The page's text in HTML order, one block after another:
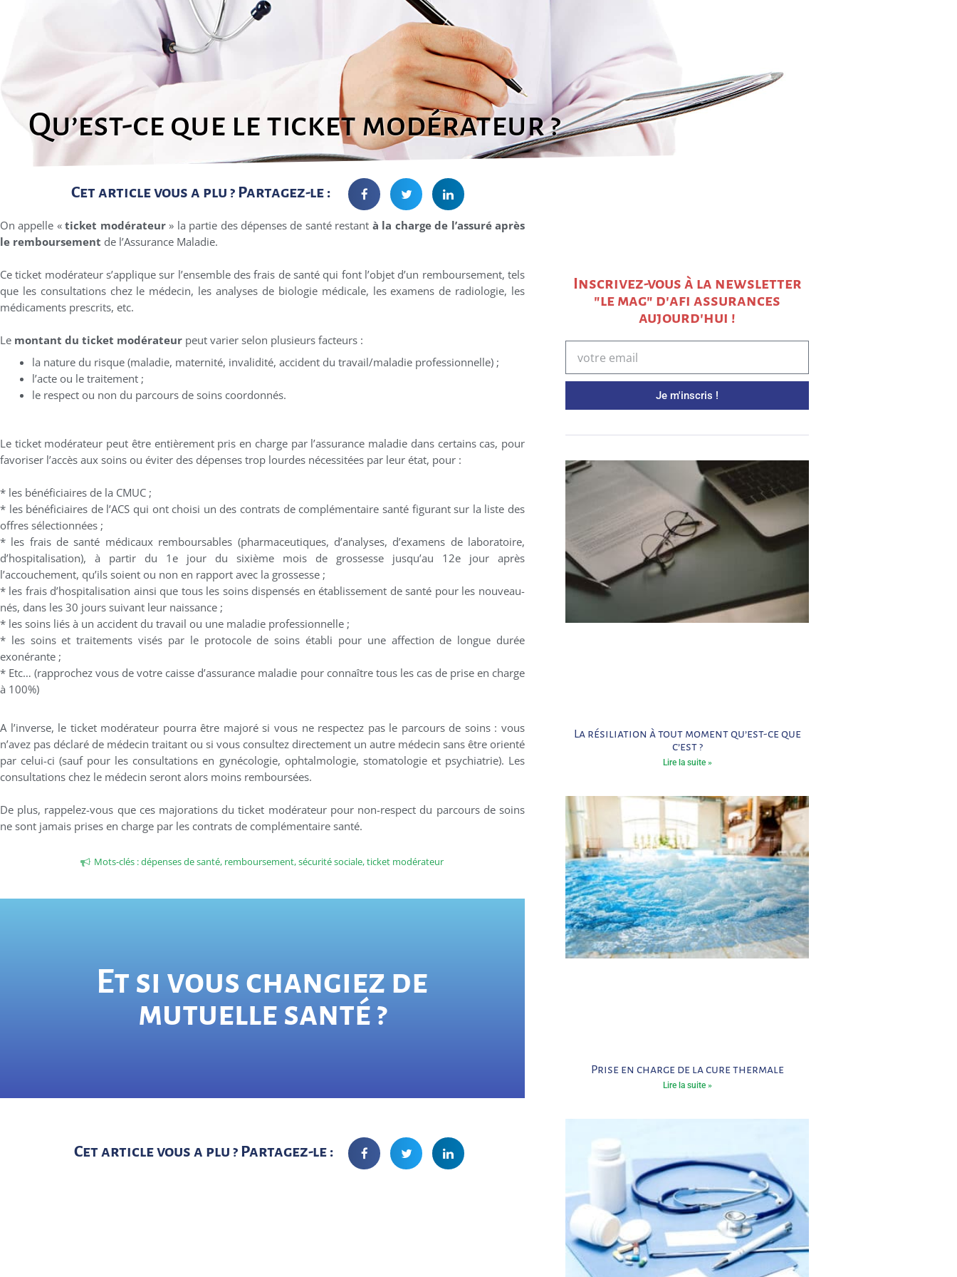
Qu’est-ce que le ticket modérateur ?
Cet article vous a plu ? Partagez-le : ​
On appelle «ticket modérateur» la partie des dépenses de santé restant à la charge de l’assuré après
le remboursement de l’Assurance Maladie.
Ce ticket modérateur s’applique sur l’ensemble des frais de santé qui font l’objet d’un remboursement, tels
que les consultations chez le médecin, les analyses de biologie médicale, les examens de radiologie, les
médicaments prescrits, etc.
Le montant du ticket modérateur peut varier selon plusieurs facteurs :
la nature du risque (maladie, maternité, invalidité, accident du travail/maladie professionnelle) ;
l’acte ou le traitement ;
le respect ou non du parcours de soins coordonnés.
Le ticket modérateur peut être entièrement pris en charge par l’assurance maladie dans certains cas, pour
favoriser l’accès aux soins ou éviter des dépenses trop lourdes nécessitées par leur état, pour :
* les bénéficiaires de la CMUC ;
* les bénéficiaires de l’ACS qui ont choisi un des contrats de complémentaire santé figurant sur la liste des
offres sélectionnées ;
* les frais de santé médicaux remboursables (pharmaceutiques, d’analyses, d’examens de laboratoire,
d’hospitalisation), à partir du 1e jour du sixième mois de grossesse jusqu’au 12e jour après
l’accouchement, qu’ils soient ou non en rapport avec la grossesse ;
* les frais d’hospitalisation ainsi que tous les soins dispensés en établissement de santé pour les nouveau-
nés, dans les 30 jours suivant leur naissance ;
* les soins liés à un accident du travail ou une maladie professionnelle ;
* les soins et traitements visés par le protocole de soins établi pour une affection de longue durée
exonérante ;
* Etc… (rapprochez vous de votre caisse d’assurance maladie pour connaître tous les cas de prise en charge
à 100%)
A l’inverse, le ticket modérateur pourra être majoré si vous ne respectez pas le parcours de soins : vous
n’avez pas déclaré de médecin traitant ou si vous consultez directement un autre médecin sans être orienté
par celui-ci (sauf pour les consultations en gynécologie, ophtalmologie, stomatologie et psychiatrie). Les
consultations chez le médecin seront alors moins remboursées.
De plus, rappelez-vous que ces majorations du ticket modérateur pour non-respect du parcours de soins
ne sont jamais prises en charge par les contrats de complémentaire santé.
Mots-clés :dépenses de santé, remboursement,sécurité sociale,ticket modérateur
Et si vous changiez de
mutuelle santé ?
DEVIS GRATUIT ET EN QUELQUES MINUTES !
Cliquez ici
Cet article vous a plu ? Partagez-le :
Inscrivez-vous à la newsletter
"le mag" d'afi assurances
aujourd'hui !
Je m'inscris !
La résiliation à tout moment qu’est-ce que
c’est ?
Lire la suite »
Prise en charge de la cure thermale
Lire la suite »